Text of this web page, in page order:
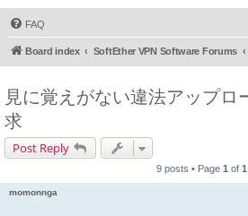
FAQ
Board index SoftEther VPN Software Forums
見に覚えがない違法アップロ
求
Post Reply
9 posts • Page 1 of 1
momonnga